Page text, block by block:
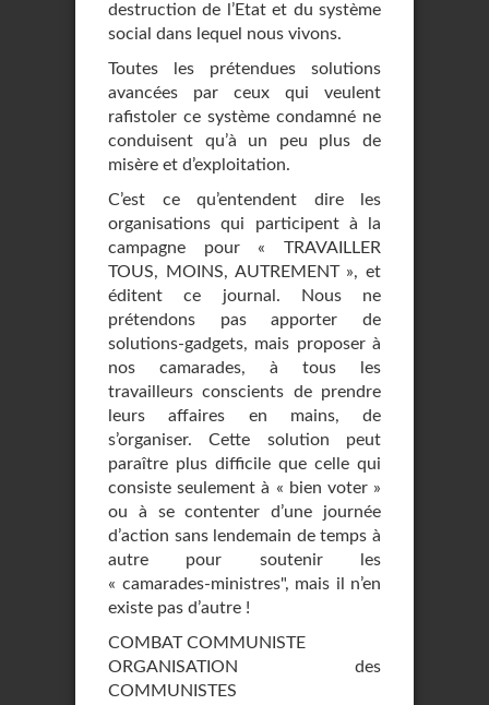
destruction de l’Etat et du système
social dans lequel nous vivons.
Toutes les prétendues solutions
avancées par ceux qui veulent
rafistoler ce système condamné ne
conduisent qu’à un peu plus de
misère et d’exploitation.
C’est ce qu’entendent dire les
organisations qui participent à la
campagne pour « TRAVAILLER
TOUS, MOINS, AUTREMENT », et
éditent ce journal. Nous ne
prétendons pas apporter de
solutions-gadgets, mais proposer à
nos camarades, à tous les
travailleurs conscients de prendre
leurs affaires en mains, de
s’organiser. Cette solution peut
paraître plus difficile que celle qui
consiste seulement à « bien voter »
ou à se contenter d’une journée
d’action sans lendemain de temps à
autre pour soutenir les
« camarades-ministres", mais il n’en
existe pas d’autre !
COMBAT COMMUNISTE
ORGANISATION des
COMMUNISTES